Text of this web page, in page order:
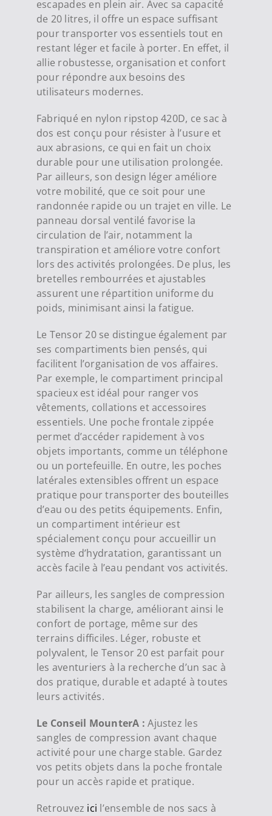
escapades en plein air. Avec sa capacité
de 20 litres, il offre un espace suffisant
pour transporter vos essentiels tout en
restant léger et facile à porter. En effet, il
allie robustesse, organisation et confort
pour répondre aux besoins des
utilisateurs modernes.
Fabriqué en nylon ripstop 420D, ce sac à
dos est conçu pour résister à l’usure et
aux abrasions, ce qui en fait un choix
durable pour une utilisation prolongée.
Par ailleurs, son design léger améliore
votre mobilité, que ce soit pour une
randonnée rapide ou un trajet en ville. Le
panneau dorsal ventilé favorise la
circulation de l’air, notamment la
transpiration et améliore votre confort
lors des activités prolongées. De plus, les
bretelles rembourrées et ajustables
assurent une répartition uniforme du
poids, minimisant ainsi la fatigue.
Le Tensor 20 se distingue également par
ses compartiments bien pensés, qui
facilitent l’organisation de vos affaires.
Par exemple, le compartiment principal
spacieux est idéal pour ranger vos
vêtements, collations et accessoires
essentiels. Une poche frontale zippée
permet d’accéder rapidement à vos
objets importants, comme un téléphone
ou un portefeuille. En outre, les poches
latérales extensibles offrent un espace
pratique pour transporter des bouteilles
d’eau ou des petits équipements. Enfin,
un compartiment intérieur est
spécialement conçu pour accueillir un
système d’hydratation, garantissant un
accès facile à l’eau pendant vos activités.
Par ailleurs, les sangles de compression
stabilisent la charge, améliorant ainsi le
confort de portage, même sur des
terrains difficiles. Léger, robuste et
polyvalent, le Tensor 20 est parfait pour
les aventuriers à la recherche d’un sac à
dos pratique, durable et adapté à toutes
leurs activités.
Le Conseil MounterA : Ajustez les
sangles de compression avant chaque
activité pour une charge stable. Gardez
vos petits objets dans la poche frontale
pour un accès rapide et pratique.
Retrouvez ici l’ensemble de nos sacs à